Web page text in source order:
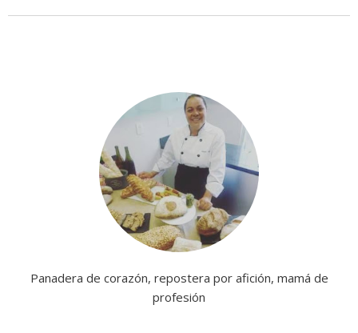
Panadera de corazón, repostera por afición, mamá de
profesión